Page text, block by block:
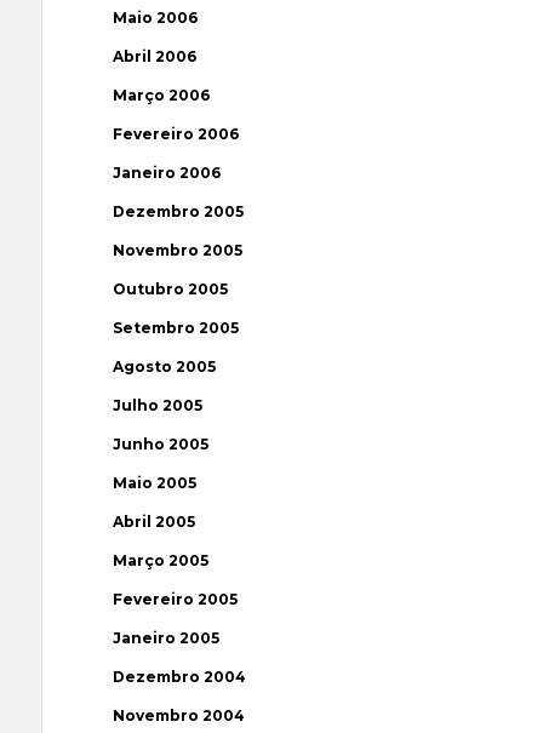
Maio 2006
Abril 2006
Março 2006
Fevereiro 2006
Janeiro 2006
Dezembro 2005
Novembro 2005
Outubro 2005
Setembro 2005
Agosto 2005
Julho 2005
Junho 2005
Maio 2005
Abril 2005
Março 2005
Fevereiro 2005
Janeiro 2005
Dezembro 2004
Novembro 2004